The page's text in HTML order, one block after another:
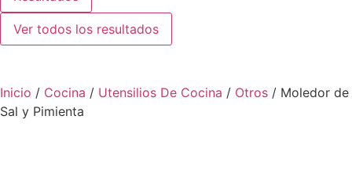
Ver todos los resultados
Inicio / Cocina / Utensilios De Cocina / Otros / Moledor de
Sal y Pimienta